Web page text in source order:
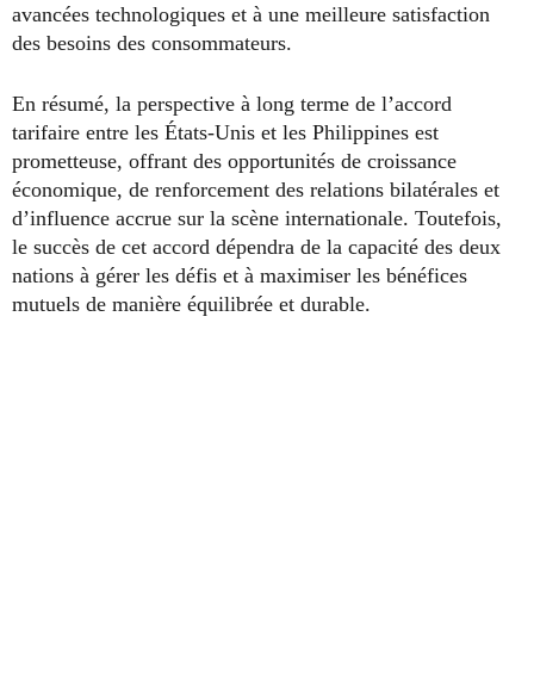
avancées technologiques et à une meilleure satisfaction
des besoins des consommateurs.
En résumé, la perspective à long terme de l’accord
tarifaire entre les États-Unis et les Philippines est
prometteuse, offrant des opportunités de croissance
économique, de renforcement des relations bilatérales et
d’influence accrue sur la scène internationale. Toutefois,
le succès de cet accord dépendra de la capacité des deux
nations à gérer les défis et à maximiser les bénéfices
mutuels de manière équilibrée et durable.